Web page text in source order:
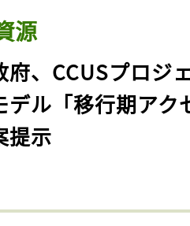
源
府、CCUSプロジ
デル「移行期アク
提示